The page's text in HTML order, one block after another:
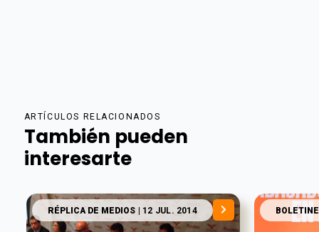
ARTÍCULOS RELACIONADOS
También pueden
interesarte
RÉPLICA DE MEDIOS | 12 JUL. 2014